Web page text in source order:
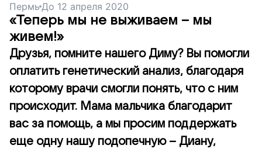
Пермь До 12 апреля 2020
«Теперь мы не выживаем – мы
живем!»
Друзья, помните нашего Диму? Вы помогли
оплатить генетический анализ, благодаря
которому врачи смогли понять, что с ним
происходит. Мама мальчика благодарит
вас за помощь, а мы просим поддержать
еще одну нашу подопечную – Диану,